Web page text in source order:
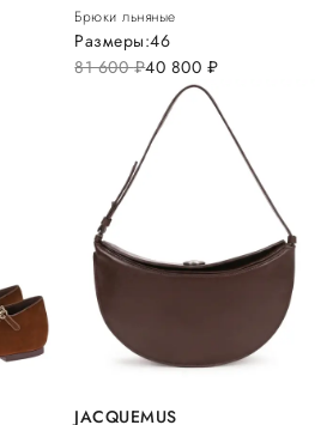
Брюки льняные
81 600руб.40 800 руб.
Размеры:46
JACQUEMUS